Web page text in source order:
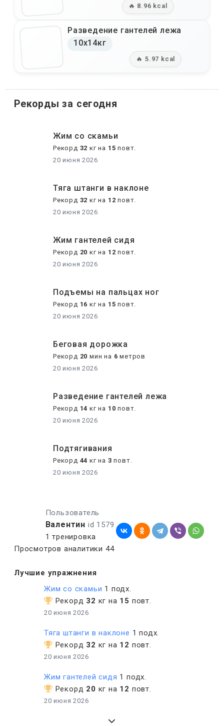
Пользователь
Валентин id 1579
1 тренировка
Просмотров аналитики 44
Лучшие упражнения
Жим со скамьи 1 подх.
Рекорд 32 кг на 15 повт.
20 июня 2026
Тяга штанги в наклоне 1 подх.
Рекорд 32 кг на 12 повт.
20 июня 2026
Жим гантелей сидя 1 подх.
Рекорд 20 кг на 12 повт.
20 июня 2026
Подъемы на пальцах ног
Беговая дорожка1 подх.
Разведение гантелей лежа
1 подх.
🔥 8.96 kcal
Разведение гантелей лежа
10x14кг
🔥 5.97 kcal
Рекорды за сегодня
Жим со скамьи
Рекорд 32 кг на 15повт.
20 июня 2026
Тяга штанги в наклоне
Рекорд 32 кг на 12повт.
20 июня 2026
Жим гантелей сидя
Рекорд 20 кг на 12повт.
20 июня 2026
Подъемы на пальцах ног
Рекорд 16 кг на 15повт.
20 июня 2026
Беговая дорожка
Рекорд 20 мин на 6метров
20 июня 2026
Разведение гантелей лежа
Рекорд 14 кг на 10повт.
20 июня 2026
Подтягивания
Рекорд 44 кг на 3повт.
20 июня 2026